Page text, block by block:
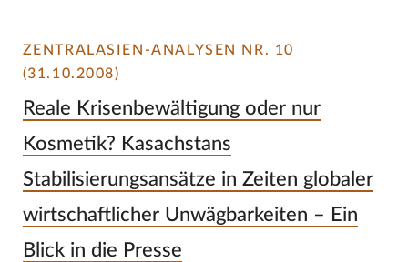
ZENTRALASIEN-ANALYSEN NR. 10
(31.10.2008)
Reale Krisenbewältigung oder nur
Kosmetik? Kasachstans
Stabilisierungsansätze in Zeiten globaler
wirtschaftlicher Unwägbarkeiten – Ein
Blick in die Presse